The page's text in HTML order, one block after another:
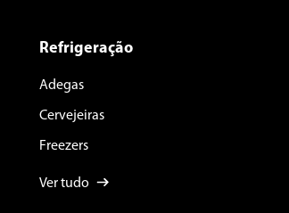
Refrigeração
Adegas
Cervejeiras
Freezers
Ver tudo